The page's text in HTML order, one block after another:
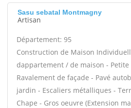
Sasu sebatal Montmagny
Artisan
Département: 95
Construction de Maison
dappartement / de maison -
Ravalement de façade - Pavé
jardin - Escaliers métalliques -
Chape - Gros oeuvre (Extension